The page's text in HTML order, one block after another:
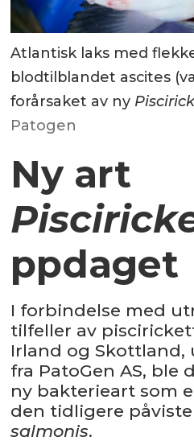
Atlantisk laks med
blodtilblandet ascites
forårsaket av ny
Patogen
Ny art
ppdaget
I forbindelse med
tilfeller av
Irland og Skottland,
fra PatoGen AS, ble
ny bakterieart som
den tidligere påviste
salmonis.